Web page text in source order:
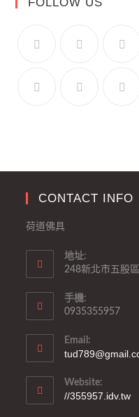
CONTACT INFO
荷道佛具
地址:
248新北市五股
手機:
0935355957
Email:
Website:
//355957.idv.tw